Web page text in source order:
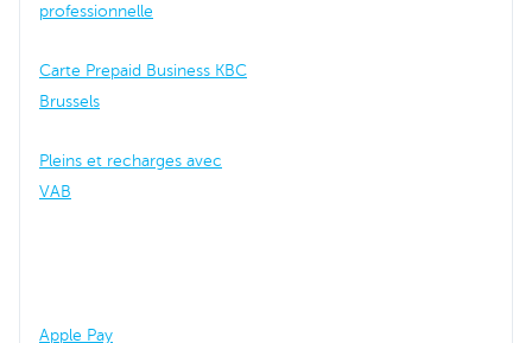
professionnelle
Carte Prepaid Business KBC
Brussels
Pleins et recharges avec
VAB
Apple Pay